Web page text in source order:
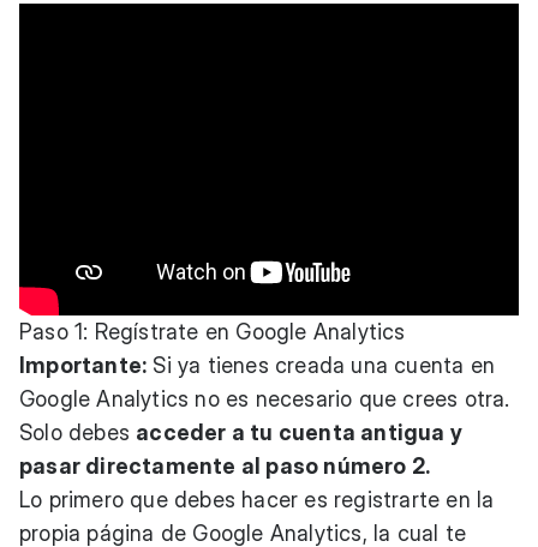
Paso 1: Regístrate en Google Analytics
Importante: Si ya tienes creada una cuenta en
Google Analytics no es necesario que crees otra.
Solo debes acceder a tu cuenta antigua y
pasar directamente al paso número 2.
Lo primero que debes hacer es registrarte en la
propia página de Google Analytics, la cual te